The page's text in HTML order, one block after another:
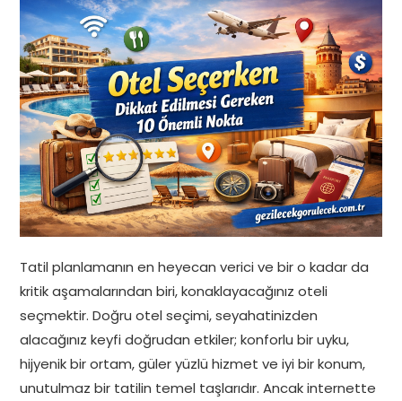
Tatil planlamanın en heyecan verici ve bir o kadar da
kritik aşamalarından biri, konaklayacağınız oteli
seçmektir. Doğru otel seçimi, seyahatinizden
alacağınız keyfi doğrudan etkiler; konforlu bir uyku,
hijyenik bir ortam, güler yüzlü hizmet ve iyi bir konum,
unutulmaz bir tatilin temel taşlarıdır. Ancak internette